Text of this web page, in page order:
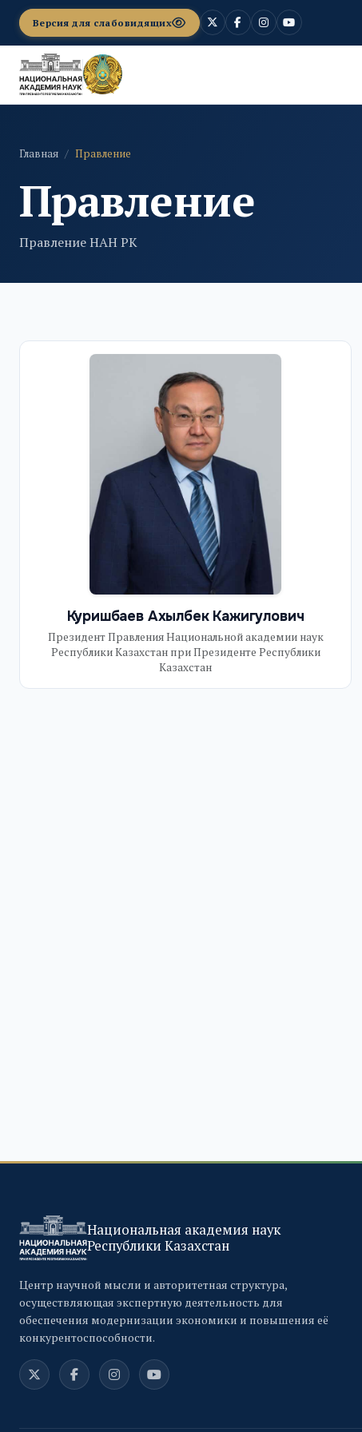
Версия для слабовидящих
Главная Правление
Правление
Правление НАН РК
Куришбаев Ахылбек Кажигулович
Президент Правления Национальной академии наук
Республики Казахстан при Президенте Республики
Казахстан
Национальная академия наук
Республики Казахстан
Центр научной мысли и авторитетная структура,
осуществляющая экспертную деятельность для
обеспечения модернизации экономики и повышения её
конкурентоспособности.